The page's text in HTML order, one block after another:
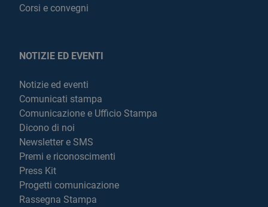
Corsi e convegni
NOTIZIE ED EVENTI
Notizie ed eventi
Comunicati stampa
Comunicazione e Ufficio Stampa
Dicono di noi
Newsletter e SMS
Premi e riconoscimenti
Press Kit
Progetti comunicazione
Rassegna Stampa